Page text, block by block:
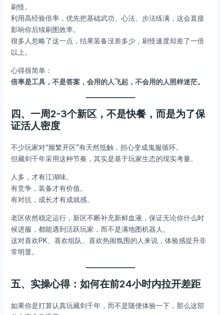
刷怪。
利用高经验倍率，优先把基础武功、心法、步法练满，这会直接
影响你后续刷图效率。
很多人忽略了这一点，结果装备没差多少，刷怪速度却差了一倍
以上。
心得很简单：
倍率是工具，不是答案，会用的人飞起，不会用的人照样迷茫。
四、一周2-3个新区，不是快餐，而是为了保
证活人密度
不少玩家对“频繁开区”有天然抵触，担心变成鬼服循环。
但藏剑千年采用这种节奏，其实是基于玩家生态的现实考量。
人多，才有江湖味。
有竞争，装备才有价值。
有对抗，成长才有成就感。
老区依然稳定运行，新区不断补充新鲜血液，保证无论你什么时
候进服，都能遇到活跃玩家，而不是满地图机器人。
这对喜欢PK、喜欢组队、喜欢热闹氛围的人来说，体验感提升非
常明显。
五、实操心得：如何在前24小时内拉开差距
如果你是打算认真玩藏剑千年，而不是随便体验一下，那么这部